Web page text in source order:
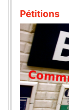
Pétitions